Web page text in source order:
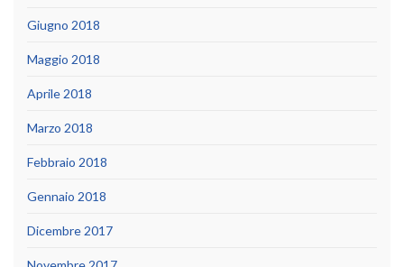
Giugno 2018
Maggio 2018
Aprile 2018
Marzo 2018
Febbraio 2018
Gennaio 2018
Dicembre 2017